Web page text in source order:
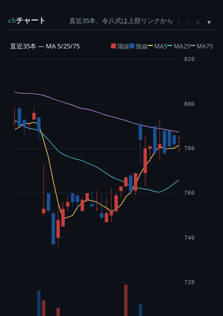
chチャート 直近35本、令八式は上部リンクから ↑ ↓ ×
直近35本 — MA 5/25/75 陽線 陰線 MA5 MA25 MA75
720
740
760
780
800
820